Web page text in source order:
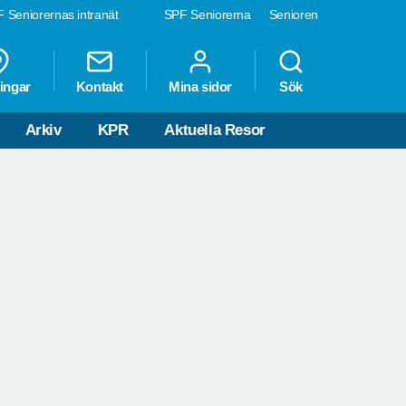
SPF Seniorerna Senioren
Seniorernas intranät
Kontakt Mina sidor Sök
Arkiv KPR Aktuella Resor